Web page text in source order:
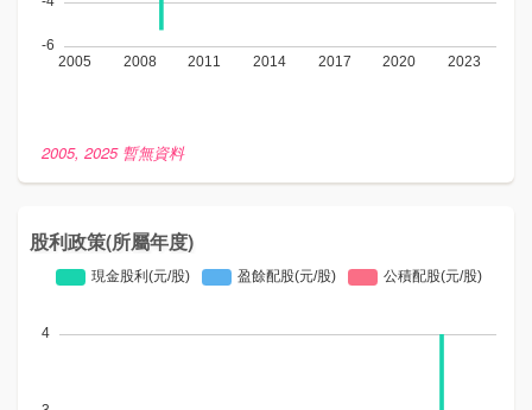
2005, 2025 暫無資料
股利政策(所屬年度)